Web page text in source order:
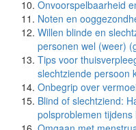
Onvoorspelbaarheid
Noten en
Willen blinde en
personen wel (weer)
Tips voor
slechtziende persoon
Onbegrip over
Blind of slechtziend:
polsproblemen tijdens